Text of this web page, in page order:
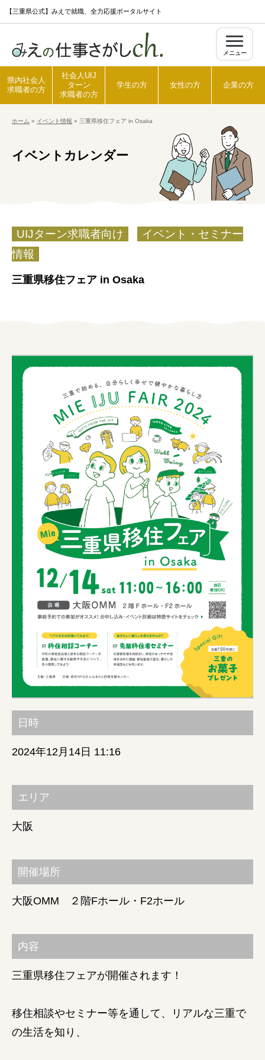
k
c
【三重県公式】みえで就職、全力応援ポータルサイト
メニュー
学生の方
女性の方
みえで働く先輩ちょこっとインタビュー
三重の就職関連MOVIE
お知らせ
お問い合わせ
個人情報保護方針
みえの就職情報関連サイト
おしごと広場みえ
みえの企業まるわかりNAVI
みえの仕事マッチングサイト
三重県版職業ポータルサイト
シルバー人材の就労支援
障がい者の就労支援
県内社会人
求職者の方
社会人UIJ
ターン
求職者の方
学生の方 女性の方 企業の方
ホーム » イベント情報 » 三重県移住フェア in Osaka
イベントカレンダー
UIJターン求職者向け
イベント・セミナー
情報
三重県移住フェア in Osaka
日時
2024年12月14日 11:16
エリア
大阪
開催場所
大阪OMM ２階Fホール・F2ホール
内容
三重県移住フェアが開催されます！
移住相談やセミナー等を通して、リアルな三重で
の生活を知り、